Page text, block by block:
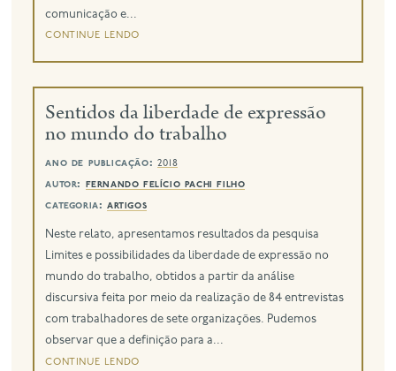
comunicação e...
continue lendo
Sentidos da liberdade de expressão
no mundo do trabalho
ano de publicação: 2018
autor: fernando felício pachi filho
categoria: artigos
Neste relato, apresentamos resultados da pesquisa
Limites e possibilidades da liberdade de expressão no
mundo do trabalho, obtidos a partir da análise
discursiva feita por meio da realização de 84 entrevistas
com trabalhadores de sete organizações. Pudemos
observar que a definição para a...
continue lendo